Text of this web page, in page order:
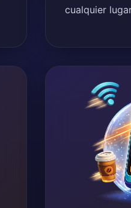
cualquier